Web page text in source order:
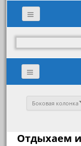
Боковая колонка
Отдыхаем